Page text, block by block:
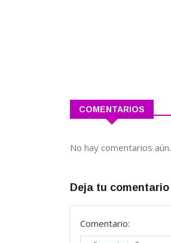
COMENTARIOS
No hay comentarios
Deja tu comentario
Comentario: